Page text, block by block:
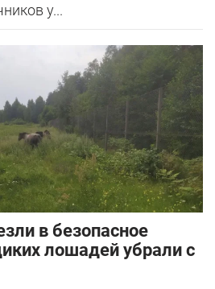
у...
в безопасное
лошадей убрали с